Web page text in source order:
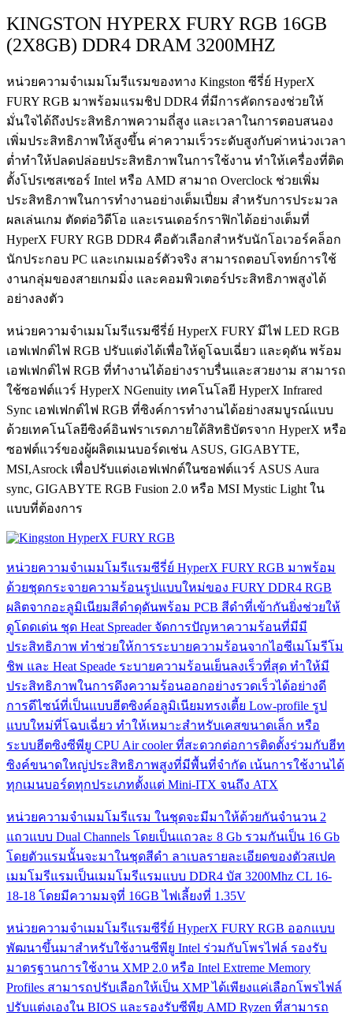
KINGSTON HYPERX FURY RGB 16GB
(2X8GB) DDR4 DRAM 3200MHZ
หน่วยความจำเมมโมรีแรมของทาง Kingston ซีรี่ย์ HyperX
FURY RGB มาพร้อมแรมชิป DDR4 ที่มีการคัดกรองช่วยให้
มั่นใจได้ถึงประสิทธิภาพความถี่สูง และเวลาในการตอบสนอง
เพิ่มประสิทธิภาพให้สูงขึ้น ค่าความเร็วระดับสูงกับค่าหน่วงเวลา
ต่ำทำให้ปลดปล่อยประสิทธิภาพในการใช้งาน ทำให้เครื่องที่ติด
ตั้งโปรเซสเซอร์ Intel หรือ AMD สามาถ Overclock ช่วยเพิ่ม
ประสิทธิภาพในการทำงานอย่างเต็มเปี่ยม สำหรับการประมวล
ผลเล่นเกม ตัดต่อวิดีโอ และเรนเดอร์กราฟิกได้อย่างเต็มที่
HyperX FURY RGB DDR4 คือตัวเลือกสำหรับนักโอเวอร์คล็อก
นักประกอบ PC และเกมเมอร์ตัวจริง สามารถตอบโจทย์การใช้
งานกลุ่มของสายเกมมิ่ง และคอมพิวเตอร์ประสิทธิภาพสูงได้
อย่างลงตัว
หน่วยความจำเมมโมรีแรมซีรี่ย์ HyperX FURY มีไฟ LED RGB
เอฟเฟกต์ไฟ RGB ปรับแต่งได้เพื่อให้ดูโฉบเฉี่ยว และดุดัน พร้อม
เอฟเฟกต์ไฟ RGB ที่ทำงานได้อย่างราบรื่นและสวยงาม สามารถ
ใช้ซอฟต์แวร์ HyperX NGenuity เทคโนโลยี HyperX Infrared
Sync เอฟเฟกต์ไฟ RGB ที่ซิงค์การทำงานได้อย่างสมบูรณ์แบบ
ด้วยเทคโนโลยีซิงค์อินฟราเรดภายใต้สิทธิบัตรจาก HyperX หรือ
ซอฟต์แวร์ของผู้ผลิตเมนบอร์ดเช่น ASUS, GIGABYTE,
MSI,Asrock เพื่อปรับแต่งเอฟเฟกต์ในซอฟต์แวร์ ASUS Aura
sync, GIGABYTE RGB Fusion 2.0 หรือ MSI Mystic Light ใน
แบบที่ต้องการ
หน่วยความจำเมมโมรีแรมซีรี่ย์ HyperX FURY RGB มาพร้อม
ด้วยชุดกระจายความร้อนรูปแบบใหม่ของ FURY DDR4 RGB
ผลิตจากอะลูมิเนียมสีดำดุดันพร้อม PCB สีดำที่เข้ากันยิ่งช่วยให้
ดูโดดเด่น ชุด Heat Spreader จัดการปัญหาความร้อนที่มีมี
ประสิทธิภาพ ทำช่วยให้การระบายความร้อนจากไอซีเมโมรีโม
ชิพ และ Heat Speade ระบายความร้อนเย็นลงเร็วที่สุด ทำให้มี
ประสิทธิภาพในการดึงความร้อนออกอย่างรวดเร็วได้อย่างดี
การดีไซน์ที่เป็นแบบฮีตซิงค์อลูมิเนียมทรงเตี้ย Low-profile รูป
แบบใหม่ที่โฉบเฉี่ยว ทำให้เหมาะสำหรับเคสขนาดเล็ก หรือ
ระบบฮีตซิงซีพียู CPU Air cooler ที่สะดวกต่อการติดตั้งร่วมกับฮีท
ซิงค์ขนาดใหญ่ประสิทธิภาพสูงที่มีพื้นที่จำกัด เน้นการใช้งานได้
ทุกเมนบอร์ดทุกประเภทตั้งแต่ Mini-ITX จนถึง ATX
หน่วยความจำเมมโมรีแรม ในชุดจะมีมาให้ด้วยกันจำนวน 2
แถวแบบ Dual Channels โดยเป็นแถวละ 8 Gb รวมกันเป็น 16 Gb
โดยตัวแรมนั้นจะมาในชุดสีดำ ลาเบลรายละเอียดของตัวสเปค
เมมโมรีแรมเป็นเมมโมรีแรมแบบ DDR4 บัส 3200Mhz CL 16-
18-18 โดยมีความมจุที่ 16GB ไฟเลี้ยงที่ 1.35V
หน่วยความจำเมมโมรีแรมซีรี่ย์ HyperX FURY RGB ออกแบบ
พัฒนาขึ้นมาสำหรับใช้งานซีพียู Intel ร่วมกับโพรไฟล์ รองรับ
มาตรฐานการใช้งาน XMP 2.0 หรือ Intel Extreme Memory
Profiles สามารถปรับเลือกให้เป็น XMP ได้เพียงแค่เลือกโพรไฟล์
ปรับแต่งเองใน BIOS และรองรับซีพียู AMD Ryzen ที่สามารถ